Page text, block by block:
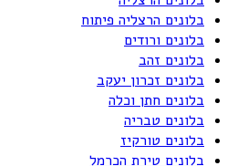
בלונים הרצליה פיתוח
בלונים ורודים
בלונים זהב
בלונים זכרון יעקב
בלונים חתן וכלה
בלונים טבריה
בלונים טורקיז
בלונים טירת הכרמל